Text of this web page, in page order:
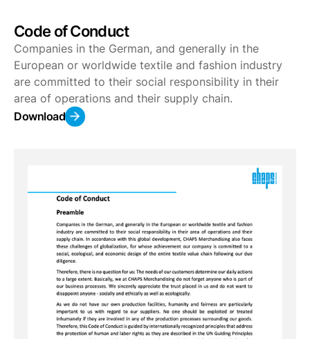
Code of Conduct
Companies in the German, and generally in the
European or worldwide textile and fashion industry
are committed to their social responsibility in their
area of operations and their supply chain.
Download